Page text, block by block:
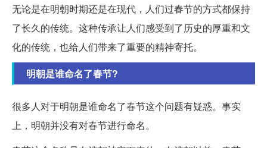
无论是在明朝时期还是在现代，人们过春节的方式都保持
了长久的传统。这种传承让人们感受到了历史的厚重和文
化的传统，也给人们带来了重要的精神寄托。
明朝是谁命名了春节?
很多人对于明朝是谁命名了春节这个问题有疑惑。事实
上，明朝并没有对春节进行命名。